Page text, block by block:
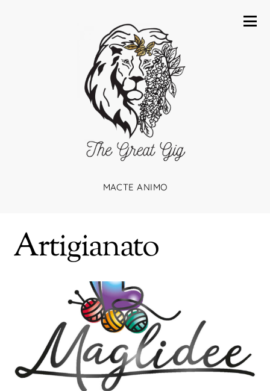
MACTE ANIMO
Artigianato